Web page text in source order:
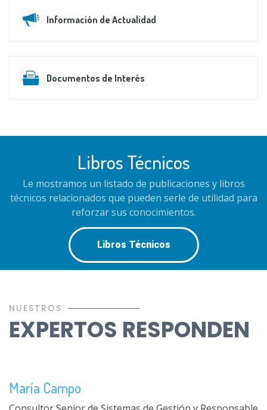
Información de Actualidad
Documentos de Interés
Libros Técnicos
Le mostramos un listado de publicaciones y libros
técnicos relacionados que pueden serle de utilidad para
reforzar sus conocimientos.
Libros Técnicos
NUESTROS
EXPERTOS RESPONDEN
María Campo